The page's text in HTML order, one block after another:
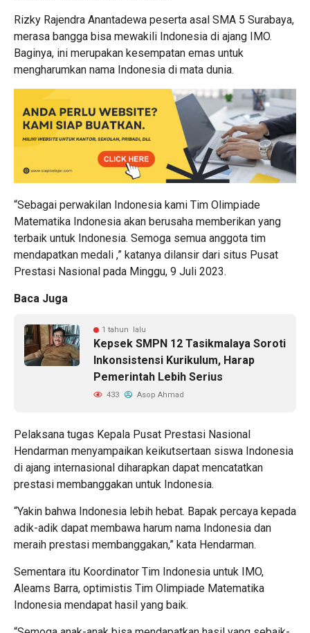
Rizky Rajendra Anantadewa peserta asal SMA 5 Surabaya,
merasa bangga bisa mewakili Indonesia di ajang IMO.
Baginya, ini merupakan kesempatan emas untuk
mengharumkan nama Indonesia di mata dunia.
“Sebagai perwakilan Indonesia kami Tim Olimpiade
Matematika Indonesia akan berusaha memberikan yang
terbaik untuk Indonesia. Semoga semua anggota tim
mendapatkan medali ,” katanya dilansir dari situs Pusat
Prestasi Nasional pada Minggu, 9 Juli 2023.
Baca Juga
1 tahun lalu
Kepsek SMPN 12 Tasikmalaya Soroti
Inkonsistensi Kurikulum, Harap
Pemerintah Lebih Serius
433 Asop Ahmad
Pelaksana tugas Kepala Pusat Prestasi Nasional
Hendarman menyampaikan keikutsertaan siswa Indonesia
di ajang internasional diharapkan dapat mencatatkan
prestasi membanggakan untuk Indonesia.
“Yakin bahwa Indonesia lebih hebat. Bapak percaya kepada
adik-adik dapat membawa harum nama Indonesia dan
meraih prestasi membanggakan,” kata Hendarman.
Sementara itu Koordinator Tim Indonesia untuk IMO,
Aleams Barra, optimistis Tim Olimpiade Matematika
Indonesia mendapat hasil yang baik.